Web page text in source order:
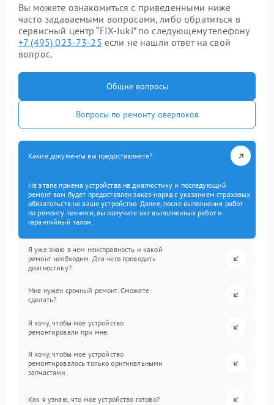
Вы можете ознакомиться с приведенными ниже
часто задаваемыми вопросами, либо обратиться в
сервисный центр “FIX-Juki” по следующему телефону
+7 (495) 023-73-25 если не нашли ответ на свой
вопрос.
Общие вопросы
Вопросы по ремонту оверлоков
Какие документы вы предоставляете?
На этапе приема устройства на диагностику и последующий
ремонт вам будет предоставлен заказ-наряд с указанием страховых
обязательств на ваше устройство. Далее, после выполнения работ
по ремонту техники, вы получите акт выполненных работ и
гарантийный талон.
Я уже знаю в чем неисправность и какой
ремонт необходим. Для чего проводить
диагностику?
Мне нужен срочный ремонт. Сможете
сделать?
Я хочу, чтобы мое устройство
ремонтировали при мне.
Я хочу, чтобы мое устройство
ремонтировалось только оригинальными
запчастями.
Как я узнаю, что мое устройство готово?